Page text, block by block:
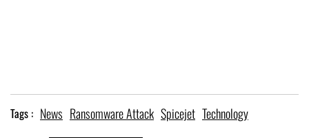
Tags : News Ransomware Attack Spicejet Technology